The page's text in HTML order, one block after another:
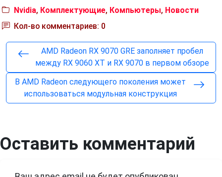
Nvidia, Комплектующие, Компьютеры, Новости
Кол-во комментариев: 0
AMD Radeon RX 9070 GRE заполняет пробел
между RX 9060 XT и RX 9070 в первом обзоре
В AMD Radeon следующего поколения может
использоваться модульная конструкция
Оставить комментарий